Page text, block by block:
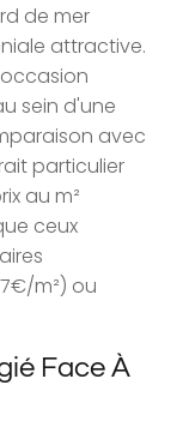
de mer
attractive.
sein d'une
avec
particulier
au m²
ceux
m²) ou
Face À